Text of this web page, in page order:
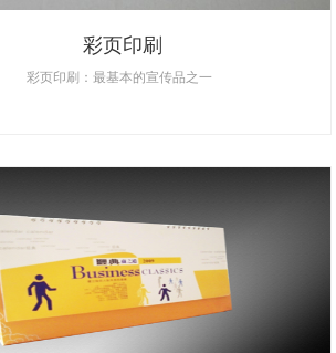
彩页印刷
彩页印刷：最基本的宣传品之一